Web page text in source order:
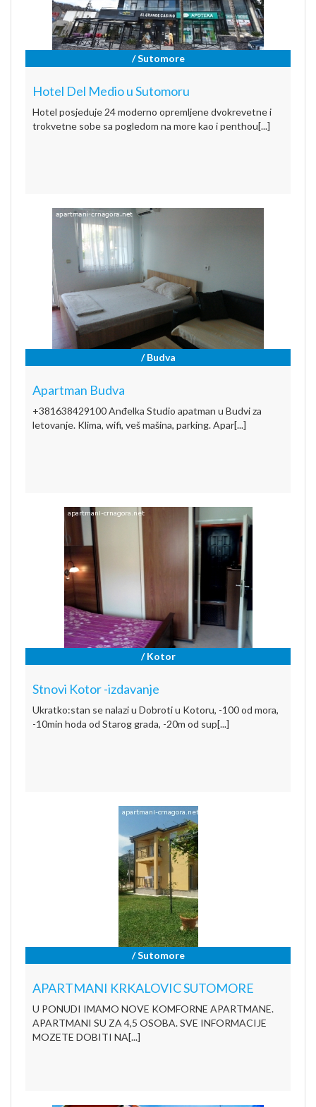
/ Sutomore
Hotel Del Medio u Sutomoru
Hotel posjeduje 24 moderno opremljene dvokrevetne i
trokvetne sobe sa pogledom na more kao i penthou[...]
/ Budva
Apartman Budva
+381638429100 Anđelka Studio apatman u Budvi za
letovanje. Klima, wifi, veš mašina, parking. Apar[...]
/ Kotor
Stnovi Kotor -izdavanje
Ukratko:stan se nalazi u Dobroti u Kotoru, -100 od mora,
-10min hoda od Starog grada, -20m od sup[...]
/ Sutomore
APARTMANI KRKALOVIC SUTOMORE
U PONUDI IMAMO NOVE KOMFORNE APARTMANE.
APARTMANI SU ZA 4,5 OSOBA. SVE INFORMACIJE
MOZETE DOBITI NA[...]